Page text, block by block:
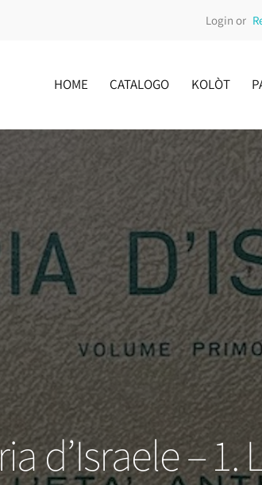
Login or
HOME CATALOGO KOLÒT
d’Israele – 1.